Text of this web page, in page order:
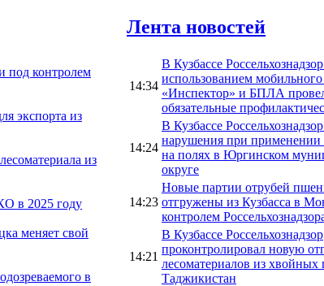
под контролем
экспорта из
из
в 2025 году
меняет свой
в
Лента новостей
14:34
В Кузбассе
использованием
«Инспектор» и БПЛА
обязательные
14:24
В Кузбассе
нарушения при применении
на полях в Юргинском
округе
14:23
Новые партии отрубей
отгружены из Кузбасса в
контролем
14:21
В Кузбассе Россельхознадзор
проконтролировал новую
лесоматериалов из хвойных
Таджикистан